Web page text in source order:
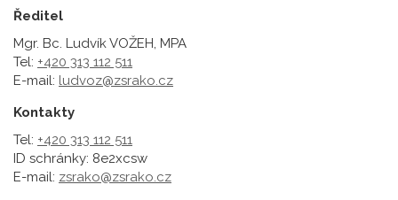
Ředitel
Mgr. Bc. Ludvík VOŽEH, MPA
Tel: +420 313 112 511
E-mail: ludvoz@zsrako.cz
Kontakty
Tel: +420 313 112 511
ID schránky: 8e2xcsw
E-mail: zsrako@zsrako.cz